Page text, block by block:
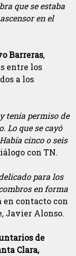
que se estaba
en el
Barreras,
entre los
a los
tenía permiso de
Lo que se cayó
cinco o seis
con TN.
para los
en forma
contacto con
Javier Alonso.
de
Clara,